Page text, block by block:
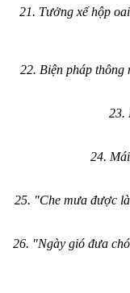
21. Tưởng xế hộp
22. Biện pháp thông
23.
24.
25. "Che mưa được
26. "Ngày gió đưa